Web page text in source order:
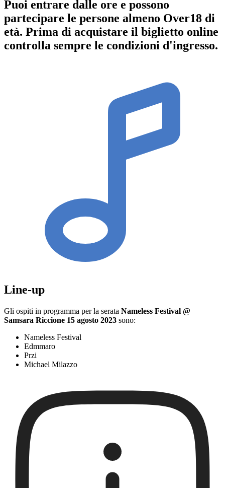
Puoi entrare dalle ore e possono
partecipare le persone almeno Over18 di
età. Prima di acquistare il biglietto online
controlla sempre le condizioni d'ingresso.
Line-up
Gli ospiti in programma per la serata Nameless Festival @
Samsara Riccione 15 agosto 2023 sono:
Nameless Festival
Edmmaro
Przi
Michael Milazzo